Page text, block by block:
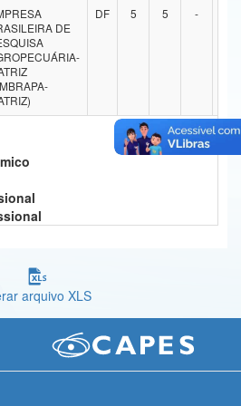
e Comunicações
Direitos Humanos
DE
DF 5 5 -
arquivo XLS